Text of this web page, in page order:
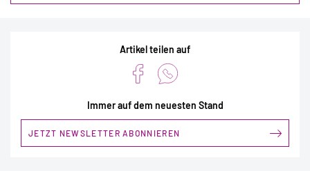
Artikel teilen auf
Immer auf dem neuesten Stand
JETZT NEWSLETTER ABONNIEREN